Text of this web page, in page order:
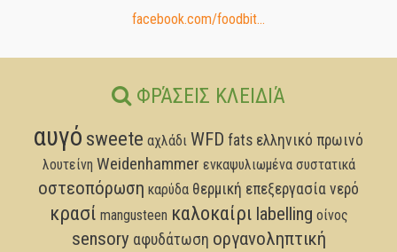
facebook.com/foodbit...
ΦΡΆΣΕΙΣ ΚΛΕΙΔΙΆ
αυγό sweete αχλάδι WFD fats ελληνικό πρωινό
λουτείνη Weidenhammer ενκαψυλιωμένα συστατικά
οστεοπόρωση καρύδα θερμική επεξεργασία νερό
κρασί mangusteen καλοκαίρι labelling οίνος
sensory αφυδάτωση οργανοληπτική